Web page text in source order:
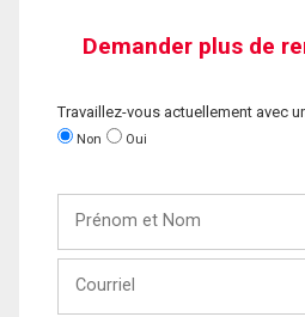
Demander plus de
Travaillez-vous actuellement avec
Non Oui
Nom